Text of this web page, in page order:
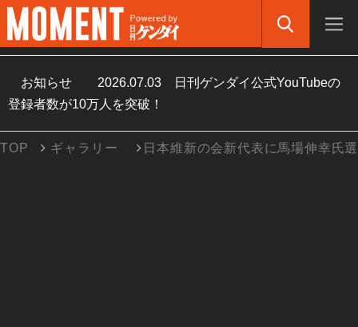
お知らせ 2026.07.03
日刊ゲンダイ公式YouTubeの
登録者数が10万人を突破！
TOP ギャラリー 日本維新の会新代表に馬場伸幸氏